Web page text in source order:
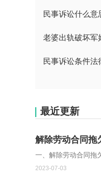
最近更新
解除劳动合同拖
一、解除劳动合同拖
2023-07-03